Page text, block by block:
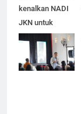
kenalkan NADI
JKN untuk
mudahkan
peserta mandiri
bayar iuran